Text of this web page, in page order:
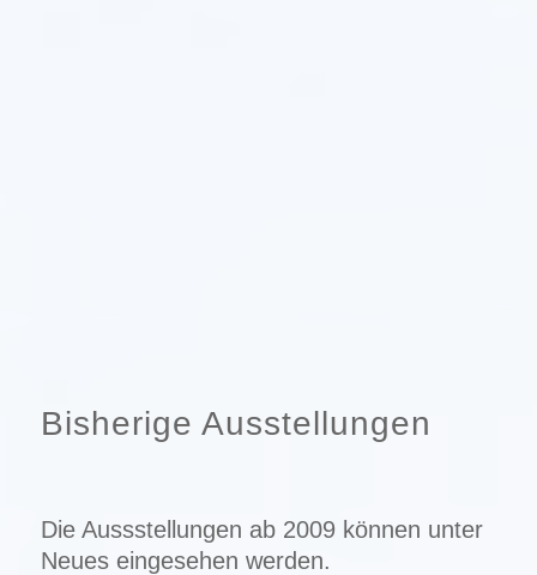
Bisherige Ausstellungen
Die Aussstellungen ab 2009 können unter
Neues eingesehen werden.